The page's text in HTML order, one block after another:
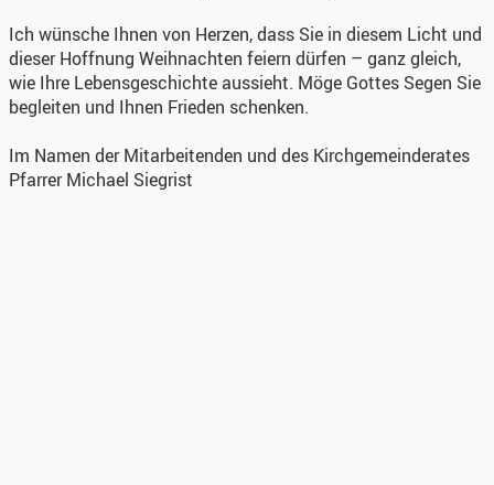
Ich wünsche Ihnen von Herzen, dass Sie in diesem Licht und
dieser Hoffnung Weihnachten feiern dürfen – ganz gleich,
wie Ihre Lebensgeschichte aussieht. Möge Gottes Segen Sie
begleiten und Ihnen Frieden schenken.
Im Namen der Mitarbeitenden und des Kirchgemeinderates
Pfarrer Michael Siegrist